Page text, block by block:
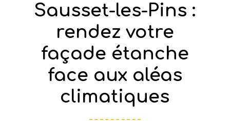
Sausset-les-Pins :
rendez votre
façade étanche
face aux aléas
climatiques